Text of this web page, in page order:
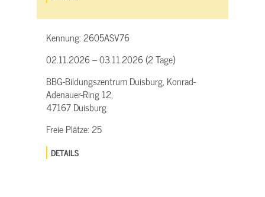
Kennung:2605ASV76
02.11.2026 – 03.11.2026 (2 Tage)
BBG-Bildungszentrum Duisburg, Konrad-
Adenauer-Ring 12,
47167 Duisburg
Freie Plätze:25
DETAILS